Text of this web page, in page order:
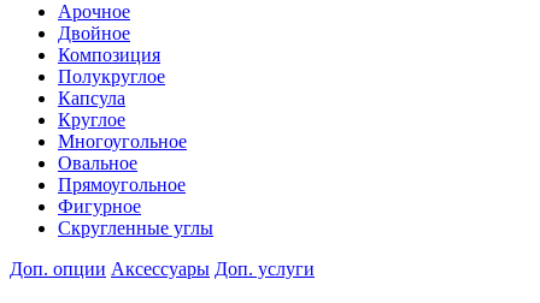
Арочное
Двойное
Композиция
Полукруглое
Капсула
Круглое
Многоугольное
Овальное
Прямоугольное
Фигурное
Скругленные углы
Доп. опции Аксессуары Доп. услуги